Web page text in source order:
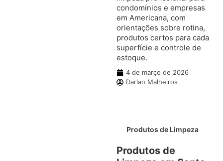
condomínios e empresas
em Americana, com
orientações sobre rotina,
produtos certos para cada
superfície e controle de
estoque.
4 de março de 2026
Darlan Malheiros
Produtos de Limpeza
Produtos de